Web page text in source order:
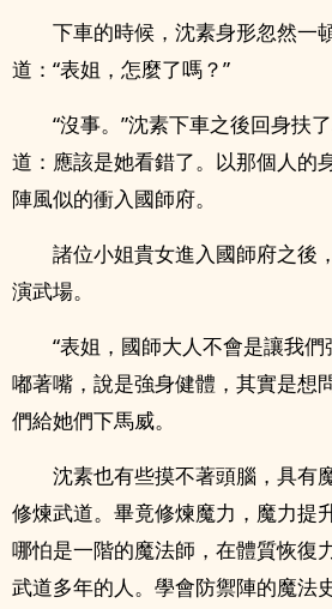
下車的時候，沈素身形忽然一
道：“表姐，怎麼了嗎？”
“沒事。”沈素下車之後回身扶
道：應該是她看錯了。以那個人的
陣風似的衝入國師府。
諸位小姐貴女進入國師府之後
演武場。
“表姐，國師大人不會是讓我
嘟著嘴，說是強身健體，其實是想
們給她們下馬威。
沈素也有些摸不著頭腦，具有
修煉武道。畢竟修煉魔力，魔力提
哪怕是一階的魔法師，在體質恢復
武道多年的人。學會防禦陣的魔法